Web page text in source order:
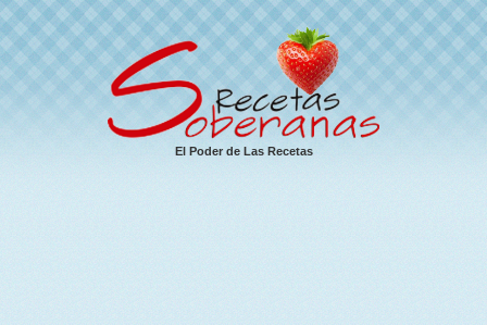
El Poder de Las Recetas